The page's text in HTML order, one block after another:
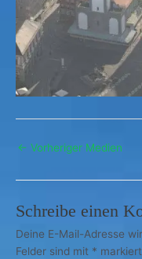
← Vorheriger Medien
Schreibe einen
Deine E-Mail-Adresse
Felder sind mit * markiert